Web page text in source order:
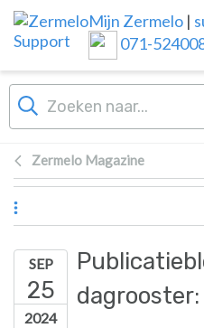
Overslaan naar hoofdinhoud
Mijn Zermelo |
071-
Zermelo Magazine
SEP
25
2024